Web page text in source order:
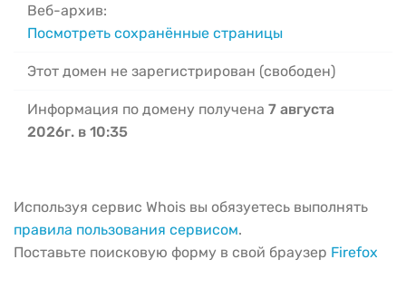
Веб-архив:
Посмотреть сохранённые страницы
Этот домен не зарегистрирован (свободен)
Информация по домену получена 7 августа
2026г. в 10:35
Используя сервис Whois вы обязуетесь выполнять
правила пользования сервисом.
Поставьте поисковую форму в свой браузер Firefox